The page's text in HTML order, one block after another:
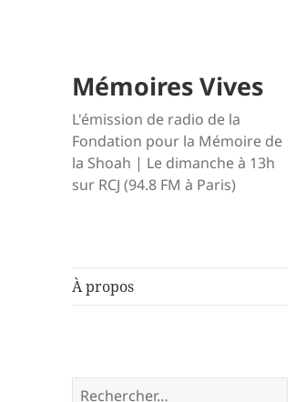
Mémoires Vives
L'émission de radio de la
Fondation pour la Mémoire de
la Shoah | Le dimanche à 13h
sur RCJ (94.8 FM à Paris)
À propos
Rechercher :